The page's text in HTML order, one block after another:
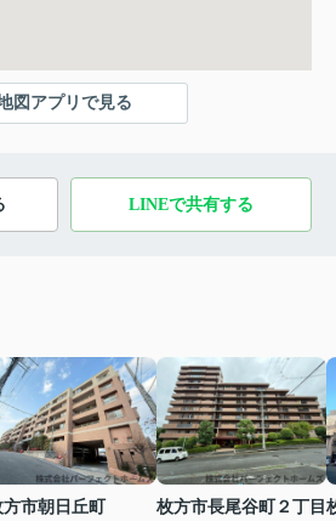
図アプリで見る
LINEで共有する
市朝日丘町
枚方市長尾谷町２丁目